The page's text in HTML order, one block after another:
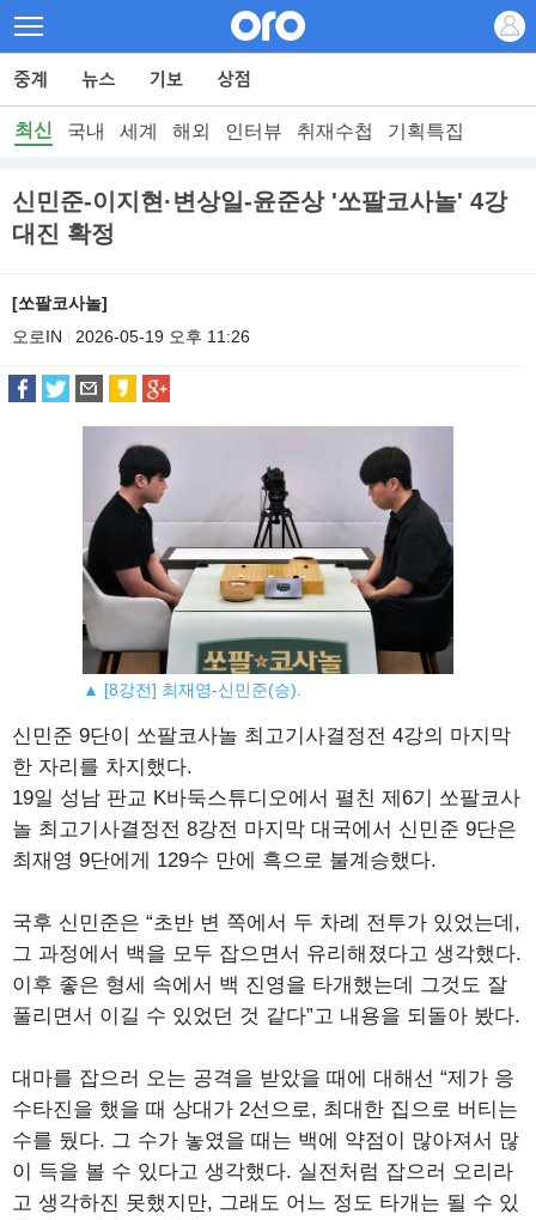
최신 국내 세계 해외 인터뷰 취재수첩 기획특집
신민준-이지현·변상일-윤준상 '쏘팔코사놀' 4강
대진 확정
[쏘팔코사놀]
오로IN
2026-05-19 오후 11:26
▲ [8강전] 최재영-신민준(승).
신민준 9단이 쏘팔코사놀 최고기사결정전 4강의 마지막
한 자리를 차지했다.
19일 성남 판교 K바둑스튜디오에서 펼친 제6기 쏘팔코사
놀 최고기사결정전 8강전 마지막 대국에서 신민준 9단은
최재영 9단에게 129수 만에 흑으로 불계승했다.
국후 신민준은 “초반 변 쪽에서 두 차례 전투가 있었는데,
그 과정에서 백을 모두 잡으면서 유리해졌다고 생각했다.
이후 좋은 형세 속에서 백 진영을 타개했는데 그것도 잘
풀리면서 이길 수 있었던 것 같다”고 내용을 되돌아 봤다.
대마를 잡으러 오는 공격을 받았을 때에 대해선 “제가 응
수타진을 했을 때 상대가 2선으로, 최대한 집으로 버티는
수를 뒀다. 그 수가 놓였을 때는 백에 약점이 많아져서 많
이 득을 볼 수 있다고 생각했다. 실전처럼 잡으러 오리라
고 생각하진 못했지만, 그래도 어느 정도 타개는 될 수 있